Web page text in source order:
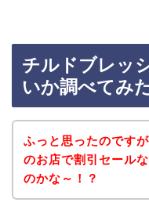
チルドブレッ
いか調べてみ
ふっと思ったのです
のお店で割引セール
のかな～！？